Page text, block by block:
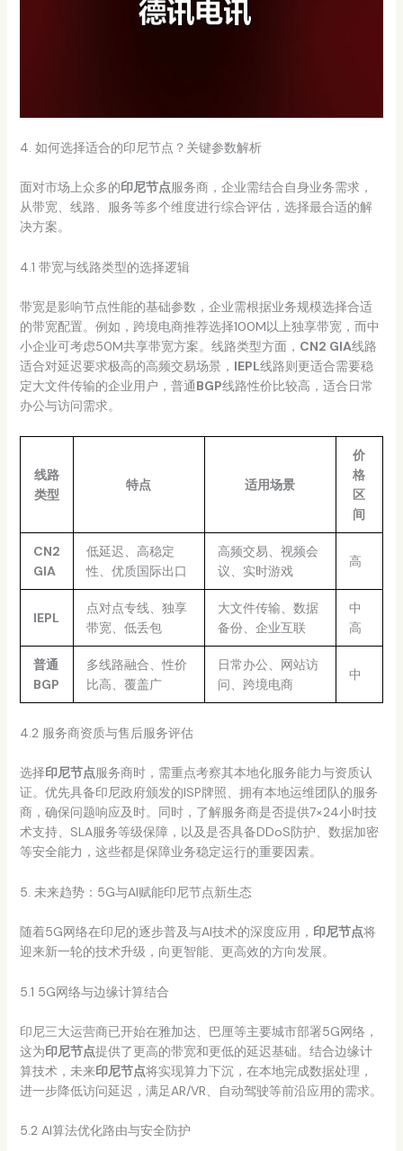
4. 如何选择适合的印尼节点？关键参数解析
面对市场上众多的印尼节点服务商，企业需结合自身业务需求，
从带宽、线路、服务等多个维度进行综合评估，选择最合适的解
决方案。
4.1 带宽与线路类型的选择逻辑
带宽是影响节点性能的基础参数，企业需根据业务规模选择合适
的带宽配置。例如，跨境电商推荐选择100M以上独享带宽，而中
小企业可考虑50M共享带宽方案。线路类型方面， CN2 GIA线路
适合对延迟要求极高的高频交易场景， IEPL线路则更适合需要稳
定大文件传输的企业用户，普通BGP线路性价比较高，适合日常
办公与访问需求。
线路
类型
特点 适用场景
价
格
区
间
CN2
GIA
低延迟、高稳定
性、优质国际出口
高频交易、视频会
议、实时游戏
高
IEPL
点对点专线、独享
带宽、低丢包
大文件传输、数据
备份、企业互联
中
高
普通
BGP
多线路融合、性价
比高、覆盖广
日常办公、网站访
问、跨境电商
中
4.2 服务商资质与售后服务评估
选择印尼节点服务商时，需重点考察其本地化服务能力与资质认
证。优先具备印尼政府颁发的ISP牌照、拥有本地运维团队的服务
商，确保问题响应及时。同时，了解服务商是否提供7×24小时技
术支持、SLA服务等级保障，以及是否具备DDoS防护、数据加密
等安全能力，这些都是保障业务稳定运行的重要因素。
5. 未来趋势：5G与AI赋能印尼节点新生态
随着5G网络在印尼的逐步普及与AI技术的深度应用， 印尼节点将
迎来新一轮的技术升级，向更智能、更高效的方向发展。
5.1 5G网络与边缘计算结合
印尼三大运营商已开始在雅加达、巴厘等主要城市部署5G网络，
这为印尼节点提供了更高的带宽和更低的延迟基础。结合边缘计
算技术，未来印尼节点将实现算力下沉，在本地完成数据处理，
进一步降低访问延迟，满足AR/VR、自动驾驶等前沿应用的需求。
5.2 AI算法优化路由与安全防护